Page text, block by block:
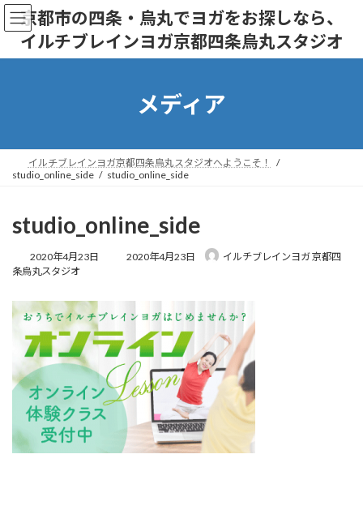
コ
ン
ン
プ
ナ
ビ
ー
動
京都市の四条・烏丸でヨガをお探しなら、
イルチブレインヨガ京都四条烏丸スタジオ
メディア
イルチブレインヨガ京都四条烏丸スタジオへようこそ！
studio_online_side
studio_online_side
studio_online_side
2020年4月23日
最
日
2020年4月23日
イルチブレインヨガ 京都四
条烏丸スタジオ